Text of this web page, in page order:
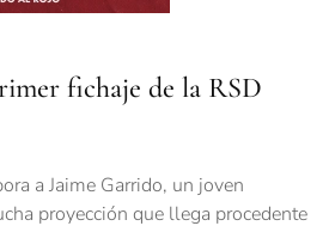
fichaje de la RSD
a Jaime Garrido, un joven
proyección que llega procedente